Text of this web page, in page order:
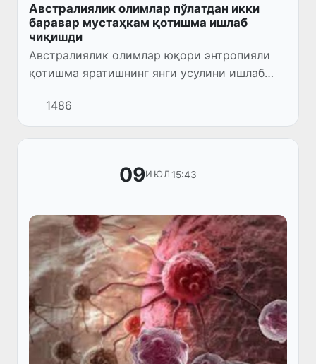
Австралиялик олимлар пўлатдан икки
баравар мустаҳкам қотишма ишлаб
чиқишди
Австралиялик олимлар юқори энтропияли
қотишма яратишнинг янги усулини ишлаб
чиқишди, у махсус иссиқлик билан ишлов
берилгандан сўнг пўлатдан икки баравар
мустаҳкам бўлди.
1486
09ИЮЛ 15:43